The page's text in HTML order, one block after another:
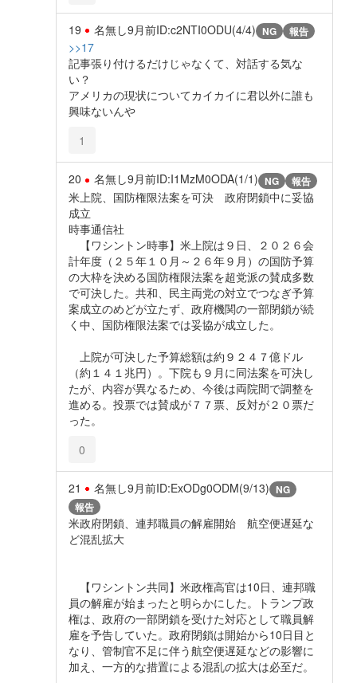
19 名無し9月前ID:c2NTI0ODU(4/4) NG 報告
>>17
記事張り付けるだけじゃなくて、対話する気な
い？
アメリカの現状についてカイカイに君以外に誰も
興味ないんや
1
20 名無し9月前ID:I1MzM0ODA(1/1) NG 報告
米上院、国防権限法案を可決 政府閉鎖中に妥協
成立
時事通信社
【ワシントン時事】米上院は９日、２０２６会
計年度（２５年１０月～２６年９月）の国防予算
の大枠を決める国防権限法案を超党派の賛成多数
で可決した。共和、民主両党の対立でつなぎ予算
案成立のめどが立たず、政府機関の一部閉鎖が続
く中、国防権限法案では妥協が成立した。
上院が可決した予算総額は約９２４７億ドル
（約１４１兆円）。下院も９月に同法案を可決し
たが、内容が異なるため、今後は両院間で調整を
進める。投票では賛成が７７票、反対が２０票だ
った。
0
21 名無し9月前ID:ExODg0ODM(9/13) NG
報告
米政府閉鎖、連邦職員の解雇開始 航空便遅延な
ど混乱拡大
【ワシントン共同】米政権高官は10日、連邦職
員の解雇が始まったと明らかにした。トランプ政
権は、政府の一部閉鎖を受けた対応として職員解
雇を予告していた。政府閉鎖は開始から10日目と
なり、管制官不足に伴う航空便遅延などの影響に
加え、一方的な措置による混乱の拡大は必至だ。